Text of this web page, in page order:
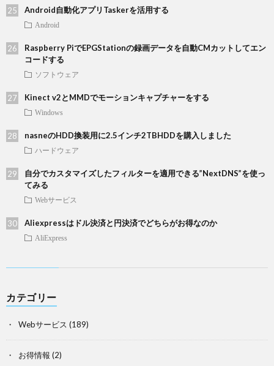
Android自動化アプリTaskerを活用する
Android
Raspberry PiでEPGStationの録画データを自動CMカットしてエン
コードする
ソフトウェア
Kinect v2とMMDでモーションキャプチャーをする
Windows
nasneのHDD換装用に2.5インチ2TBHDDを購入しました
ハードウェア
自分でカスタマイズしたフィルターを適用できる”NextDNS”を使っ
てみる
Webサービス
Aliexpressはドル決済と円決済でどちらがお得なのか
AliExpress
カテゴリー
Webサービス (189)
お得情報 (2)